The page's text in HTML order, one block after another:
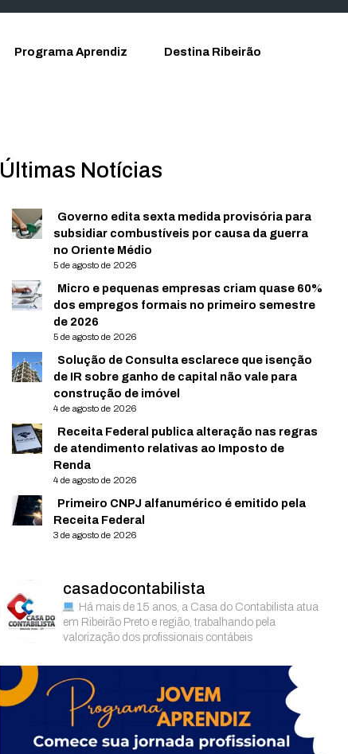
Programa Aprendiz Destina Ribeirão
Últimas Notícias
Governo edita sexta medida provisória para
subsidiar combustíveis por causa da guerra
no Oriente Médio
5 de agosto de 2026
Micro e pequenas empresas criam quase 60%
dos empregos formais no primeiro semestre
de 2026
5 de agosto de 2026
Solução de Consulta esclarece que isenção
de IR sobre ganho de capital não vale para
construção de imóvel
4 de agosto de 2026
Receita Federal publica alteração nas regras
de atendimento relativas ao Imposto de
Renda
4 de agosto de 2026
Primeiro CNPJ alfanumérico é emitido pela
Receita Federal
3 de agosto de 2026
casadocontabilista
Há mais de 15 anos, a Casa do Contabilista atua
em Ribeirão Preto e região, trabalhando pela
valorização dos profissionais contábeis